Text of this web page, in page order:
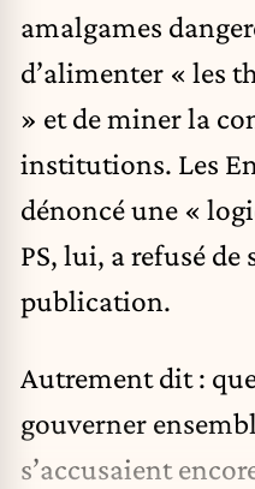
amalgames
d’alimenter « les
» et de miner la
institutions. Les
dénoncé une «
PS, lui, a refusé
publication.
Autrement dit :
gouverner
s’accusaient